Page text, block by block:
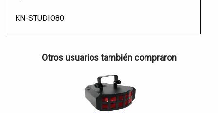
KN-STUDIO80
Otros usuarios también compraron